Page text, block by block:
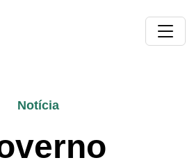
Notícia